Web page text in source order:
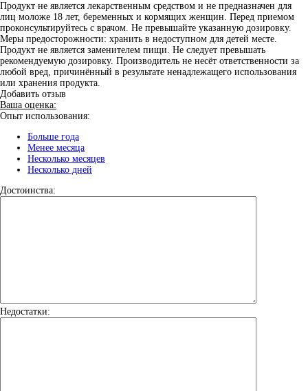
Продукт не является лекарственным средством и не предназначен для
лиц моложе 18 лет, беременных и кормящих женщин. Перед приемом
проконсультируйтесь с врачом. Не превышайте указанную дозировку.
Меры предосторожности: хранить в недоступном для детей месте.
Продукт не является заменителем пищи. Не следует превышать
рекомендуемую дозировку. Производитель не несёт ответственности за
любой вред, причинённый в результате ненадлежащего использования
или хранения продукта.
Добавить отзыв
Ваша оценка:
Опыт использования:
Больше года
Менее месяца
Несколько месяцев
Несколько дней
Достоинства:
Недостатки: